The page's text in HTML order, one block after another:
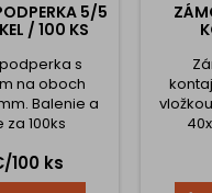
5/5
/ 100 KS
s
na oboch
Balenie a
100ks
100 ks
Sada